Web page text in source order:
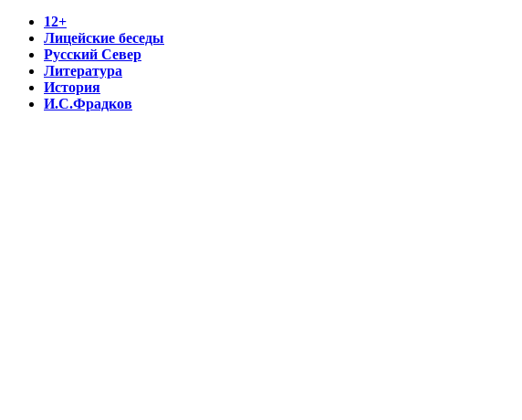
12+
Лицейские беседы
Русский Север
Литература
История
И.С.Фрадков